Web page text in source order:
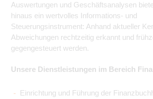
Auswertungen und Geschäftsanalysen
hinaus ein wertvolles Informations- und
Steuerungsinstrument: Anhand aktueller
Abweichungen rechtzeitig erkannt und
gegengesteuert werden.
Unsere Dienstleistungen im Bereich
Einrichtung und Führung der